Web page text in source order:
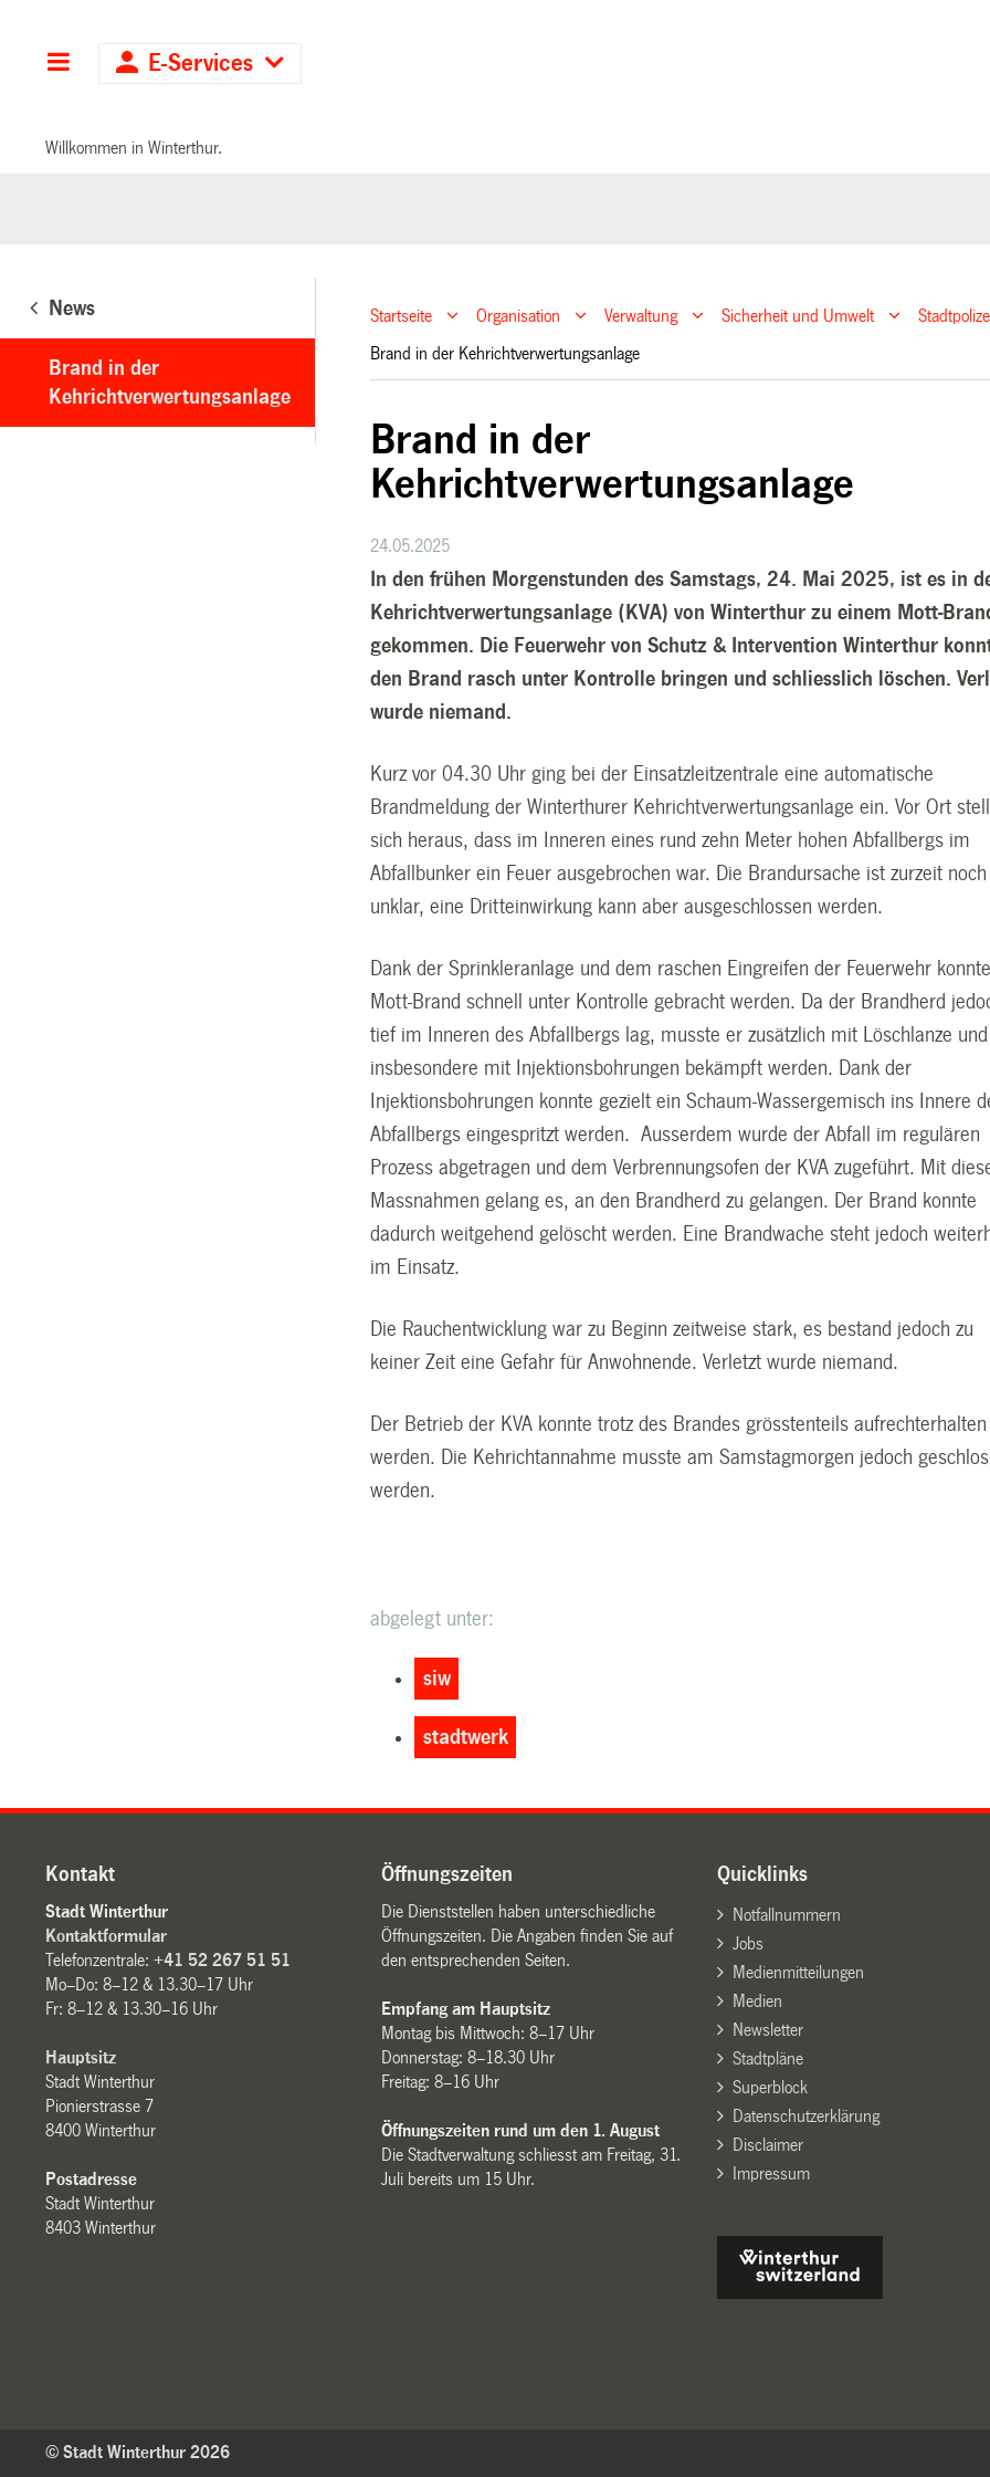
Hauptnavigation
E-Services
Willkommen in Winterthur.
News
Brand in der
Kehrichtverwertungsanlage
Startseite Organisation Verwaltung Sicherheit und Umwelt
Brand in der Kehrichtverwertungsanlage
Brand in der
Kehrichtverwertungsanlage
24.05.2025
In den frühen Morgenstunden des Samstags, 24. Mai 2025, ist es in
Kehrichtverwertungsanlage (KVA) von Winterthur zu einem Mott-
gekommen. Die Feuerwehr von Schutz & Intervention Winterthur
den Brand rasch unter Kontrolle bringen und schliesslich löschen.
wurde niemand.
Kurz vor 04.30 Uhr ging bei der Einsatzleitzentrale eine automatische
Brandmeldung der Winterthurer Kehrichtverwertungsanlage ein. Vor Ort
sich heraus, dass im Inneren eines rund zehn Meter hohen Abfallbergs im
Abfallbunker ein Feuer ausgebrochen war. Die Brandursache ist zurzeit noch
unklar, eine Dritteinwirkung kann aber ausgeschlossen werden.
Dank der Sprinkleranlage und dem raschen Eingreifen der Feuerwehr
Mott-Brand schnell unter Kontrolle gebracht werden. Da der Brandherd
tief im Inneren des Abfallbergs lag, musste er zusätzlich mit Löschlanze und
insbesondere mit Injektionsbohrungen bekämpft werden. Dank der
Injektionsbohrungen konnte gezielt ein Schaum-Wassergemisch ins Innere
Abfallbergs eingespritzt werden. Ausserdem wurde der Abfall im regulären
Prozess abgetragen und dem Verbrennungsofen der KVA zugeführt. Mit
Massnahmen gelang es, an den Brandherd zu gelangen. Der Brand konnte
dadurch weitgehend gelöscht werden. Eine Brandwache steht jedoch
im Einsatz.
Die Rauchentwicklung war zu Beginn zeitweise stark, es bestand jedoch zu
keiner Zeit eine Gefahr für Anwohnende. Verletzt wurde niemand.
Der Betrieb der KVA konnte trotz des Brandes grösstenteils aufrechterhalten
werden. Die Kehrichtannahme musste am Samstagmorgen jedoch
werden.
abgelegt unter:
siw
stadtwerk
Kontakt
Stadt Winterthur
Kontaktformular
Telefonzentrale:+41 52 267 51 51
Mo–Do: 8–12 & 13.30–17 Uhr
Fr: 8–12 & 13.30–16 Uhr
Hauptsitz
Stadt Winterthur
Pionierstrasse 7
8400 Winterthur
Postadresse
Stadt Winterthur
8403 Winterthur
Öffnungszeiten
Die Dienststellen haben unterschiedliche
Öffnungszeiten. Die Angaben finden Sie auf
den entsprechenden Seiten.
Empfang am Hauptsitz
Montag bis Mittwoch: 8–17 Uhr
Donnerstag: 8–18.30 Uhr
Freitag: 8–16 Uhr
Öffnungszeiten rund um den 1. August
Die Stadtverwaltung schliesst am Freitag, 31.
Juli bereits um 15 Uhr.
Quicklinks
Notfallnummern
Jobs
Medienmitteilungen
Medien
Newsletter
Stadtpläne
Superblock
Datenschutzerklärung
Disclaimer
Impressum
© Stadt Winterthur 2026